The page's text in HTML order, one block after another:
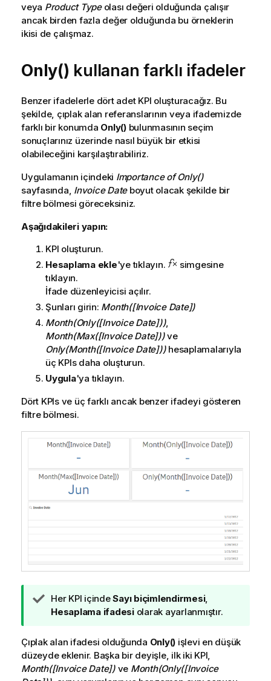
veya Product Typeolası değeri olduğunda çalışır
ancak birden fazla değer olduğunda bu örneklerin
ikisi de çalışmaz.
Only() kullanan farklı ifadeler
Benzer ifadelerle dört adet KPI oluşturacağız. Bu
şekilde, çıplak alan referanslarının veya ifademizde
farklı bir konumda Only()bulunmasının seçim
sonuçlarınız üzerinde nasıl büyük bir etkisi
olabileceğini karşılaştırabiliriz.
Uygulamanın içindeki Importance of Only()
sayfasında, Invoice Dateboyut olacak şekilde bir
filtre bölmesi göreceksiniz.
Aşağıdakileri yapın:
KPI oluşturun.
Hesaplama ekle'ye tıklayın.
simgesine
tıklayın.
İfade düzenleyicisi açılır.
Şunları girin: Month([Invoice Date])
Month(Only([Invoice Date])),
Month(Max([Invoice Date]))ve
Only(Month([Invoice Date]))hesaplamalarıyla
üç KPIsdaha oluşturun.
Uygula'ya tıklayın.
Dört KPIsve üç farklı ancak benzer ifadeyi gösteren
filtre bölmesi.
İ
p
c
u
n
o
Her KPI içindeSayı biçimlendirmesi,
Hesaplama ifadesiolarak ayarlanmıştır.
Çıplak alan ifadesi olduğunda Only() işlevi en düşük
düzeyde eklenir. Başka bir deyişle, ilk iki KPI
Month([Invoice Date])ve Month(Only([Invoice